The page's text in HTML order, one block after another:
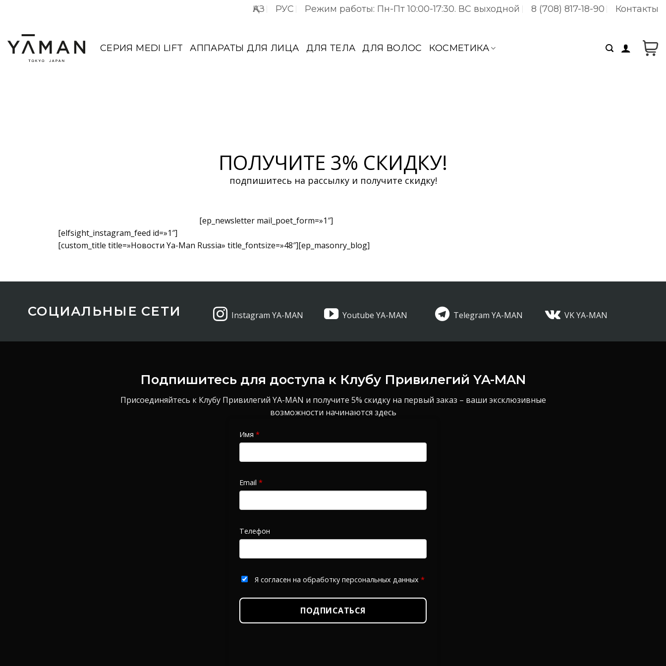
ҚАЗ РУС Режим работы: Пн-Пт 10:00-17:30. ВC выходной 8 (708) 817-18-90 Контакты
СЕРИЯ MEDI LIFT АППАРАТЫ ДЛЯ ЛИЦА ДЛЯ ТЕЛА ДЛЯ ВОЛОС КОСМЕТИКА
ПОЛУЧИТЕ 3% СКИДКУ!
подпишитесь на рассылку и получите скидку!
[ep_newsletter mail_poet_form=»1″]
[elfsight_instagram_feed id=»1″]
[custom_title title=»Новости Ya-Man Russia» title_fontsize=»48″][ep_masonry_blog]
СОЦИАЛЬНЫЕ СЕТИ Instagram YA-MAN Youtube YA-MAN Telegram YA-MAN VK YA-MAN
Подпишитесь для доступа к Клубу Привилегий YA-MAN
Присоединяйтесь к Клубу Привилегий YA-MAN и получите 5% скидку на первый заказ – ваши эксклюзивные
возможности начинаются здесь
Имя *
Email *
Телефон
Я согласен на обработку персональных данных *
ПОДПИСАТЬСЯ